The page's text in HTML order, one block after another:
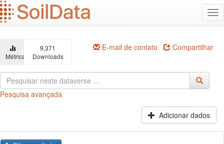
Ir
para
o
principal
Métricas
9,371
Downloads
E-mail de contato Compartilhar
Pesquisa avançada
Adicionar dados